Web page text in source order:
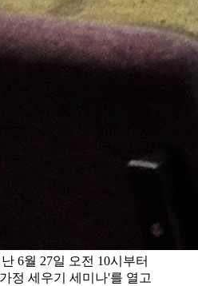
6월 27일 오전 10시부터
정 세우기 세미나'를 열고